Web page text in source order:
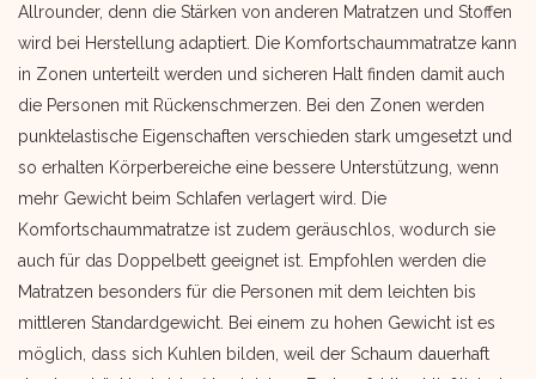
Allrounder, denn die Stärken von anderen Matratzen und Stoffen
wird bei Herstellung adaptiert. Die Komfortschaummatratze kann
in Zonen unterteilt werden und sicheren Halt finden damit auch
die Personen mit Rückenschmerzen. Bei den Zonen werden
punktelastische Eigenschaften verschieden stark umgesetzt und
so erhalten Körperbereiche eine bessere Unterstützung, wenn
mehr Gewicht beim Schlafen verlagert wird. Die
Komfortschaummatratze ist zudem geräuschlos, wodurch sie
auch für das Doppelbett geeignet ist. Empfohlen werden die
Matratzen besonders für die Personen mit dem leichten bis
mittleren Standardgewicht. Bei einem zu hohen Gewicht ist es
möglich, dass sich Kuhlen bilden, weil der Schaum dauerhaft